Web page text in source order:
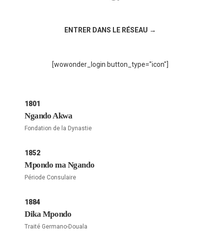
ENTRER DANS LE RÉSEAU →
[wowonder_login button_type="icon"]
1801
Ngando Akwa
Fondation de la Dynastie
1852
Mpondo ma Ngando
Période Consulaire
1884
Dika Mpondo
Traité Germano-Douala